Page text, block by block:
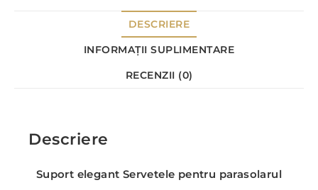
DESCRIERE
INFORMAȚII SUPLIMENTARE
RECENZII (0)
Descriere
Suport elegant Servetele pentru parasolarul